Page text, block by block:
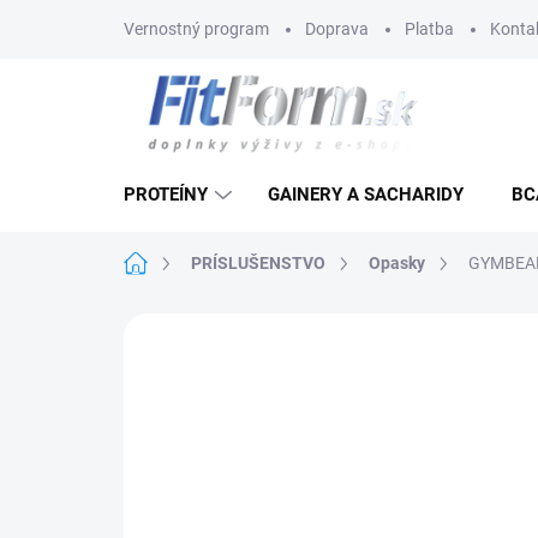
Vernostný program Doprava Platba
PROTEÍNY GAINERY A SACHARIDY
DomovPRÍSLUŠENSTVO Opasky